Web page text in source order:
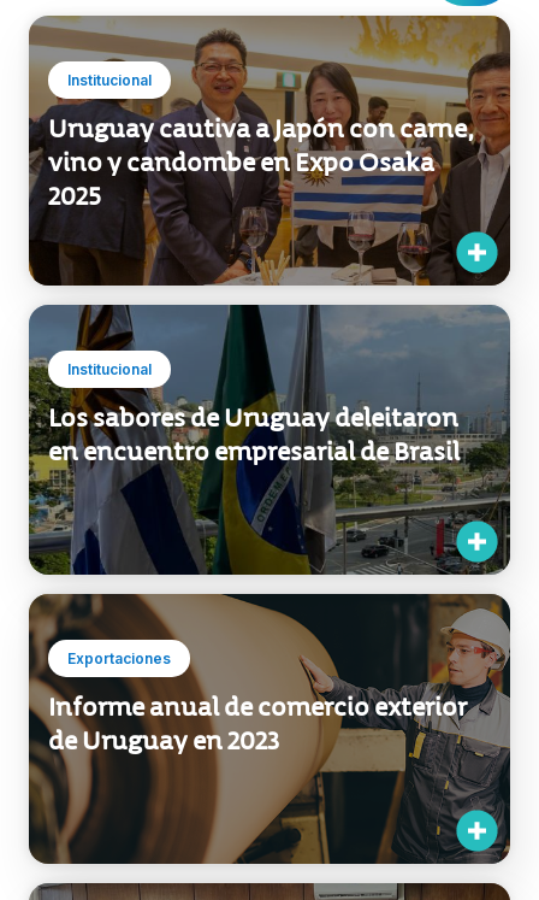
Uruguay cautiva a Japón con carne,
vino y candombe en Expo Osaka
2025
Institucional
Los sabores de Uruguay deleitaron
en encuentro empresarial de Brasil
Exportaciones
Informe anual de comercio exterior
de Uruguay en 2023
Institucional